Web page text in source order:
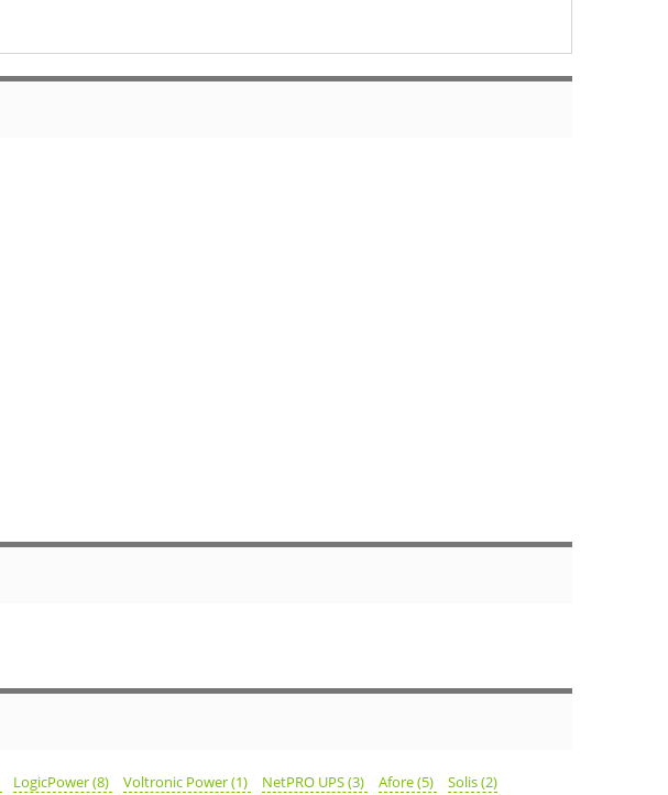
LogicPower (8) Voltronic Power (1) NetPRO UPS (3) Afore (5)
Solis (2)